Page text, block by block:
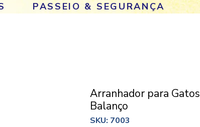
PASSEIO & SEGURANÇA
Arranhador para Gatos
Balanço
SKU: 7003